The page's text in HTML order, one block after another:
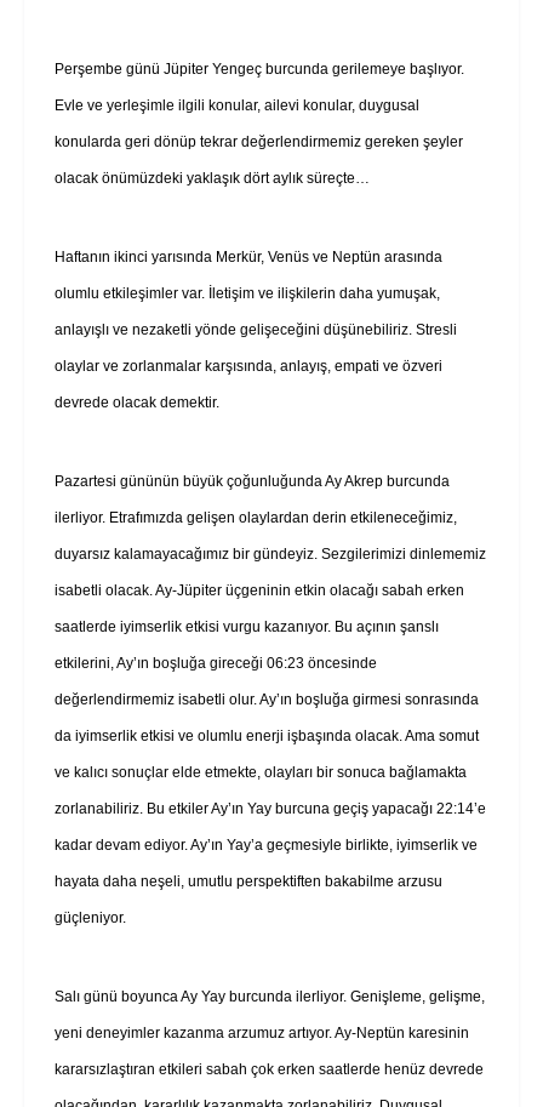
Perşembe günü Jüpiter Yengeç burcunda gerilemeye başlıyor.
Evle ve yerleşimle ilgili konular, ailevi konular, duygusal
konularda geri dönüp tekrar değerlendirmemiz gereken şeyler
olacak önümüzdeki yaklaşık dört aylık süreçte…
Haftanın ikinci yarısında Merkür, Venüs ve Neptün arasında
olumlu etkileşimler var. İletişim ve ilişkilerin daha yumuşak,
anlayışlı ve nezaketli yönde gelişeceğini düşünebiliriz. Stresli
olaylar ve zorlanmalar karşısında, anlayış, empati ve özveri
devrede olacak demektir.
Pazartesi gününün büyük çoğunluğunda Ay Akrep burcunda
ilerliyor. Etrafımızda gelişen olaylardan derin etkileneceğimiz,
duyarsız kalamayacağımız bir gündeyiz. Sezgilerimizi dinlememiz
isabetli olacak. Ay-Jüpiter üçgeninin etkin olacağı sabah erken
saatlerde iyimserlik etkisi vurgu kazanıyor. Bu açının şanslı
etkilerini, Ay’ın boşluğa gireceği 06:23 öncesinde
değerlendirmemiz isabetli olur. Ay’ın boşluğa girmesi sonrasında
da iyimserlik etkisi ve olumlu enerji işbaşında olacak. Ama somut
ve kalıcı sonuçlar elde etmekte, olayları bir sonuca bağlamakta
zorlanabiliriz. Bu etkiler Ay’ın Yay burcuna geçiş yapacağı 22:14’e
kadar devam ediyor. Ay’ın Yay’a geçmesiyle birlikte, iyimserlik ve
hayata daha neşeli, umutlu perspektiften bakabilme arzusu
güçleniyor.
Salı günü boyunca Ay Yay burcunda ilerliyor. Genişleme, gelişme,
yeni deneyimler kazanma arzumuz artıyor. Ay-Neptün karesinin
kararsızlaştıran etkileri sabah çok erken saatlerde henüz devrede